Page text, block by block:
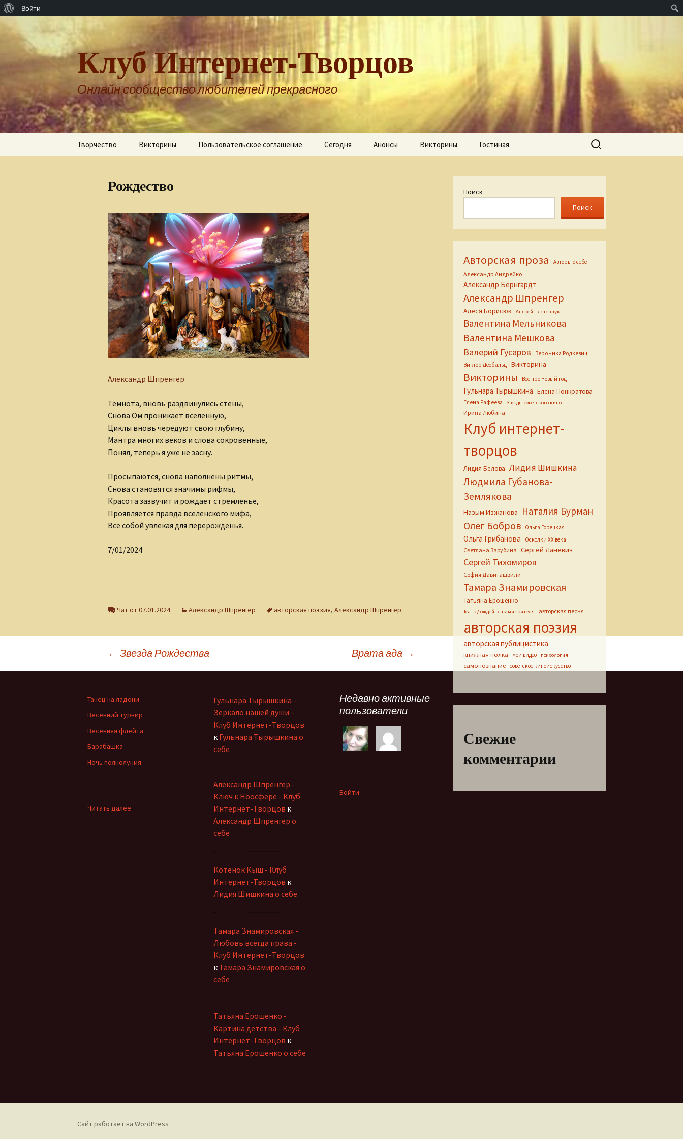
Войти
Клуб Интернет-Творцов
Онлайн сообщество любителей прекрасного
Творчество
Александр Бернгардт
Александр Шпренгер
Алеся Борисюк
Андрей Плетенчук
Валерий Гусаров
Валентина Мельникова
Валентина Мешкова
Вероника Родкевич
Елена Понкратова
Елена Рафеева
Людмила Губанова-
Землякова
Ольга Грибанова
Светлана Зарубина
Викторины Пользовательское соглашение Сегодня Анонсы Викторины Гостиная
Найти:
Рождество
Александр Шпренгер
Темнота, вновь раздвинулись стены,
Снова Ом проникает вселенную,
Циклы вновь чередуют свою глубину,
Мантра многих веков и слова сокровенные,
Понял, теперь я уже не засну.
Просыпаются, снова наполнены ритмы,
Снова становятся значимы рифмы,
Красота зазвучит и рождает стремленье,
Проявляется правда вселенского мифа,
Всё собой увлекая для перерожденья.
7/01/2024
Чат от 07.01.2024 Александр Шпренгер авторская поэзия, Александр Шпренгер
Навигация
записям
← Звезда Рождества Врата ада →
Поиск
Поиск
Авторская проза Авторы о себе
Александр Андрейко
Александр Бернгардт
Александр Шпренгер
Алеся Борисюк Андрей Плетенчук
Валентина Мельникова
Валентина Мешкова
Валерий Гусаров
Вероника Родкевич
Виктор Деобальд
Викторина
Викторины Все про Новый год
Гульнара Тырышкина Елена Понкратова
Елена Рафеева Звезды советского кино
Ирина Любина
Клуб интернет-
творцов
Лидия Белова Лидия Шишкина
Людмила Губанова-
Землякова
Назым Изжанова Наталия Бурман
Олег Бобров Ольга Горецкая
Ольга Грибанова Осколки ХХ века
Светлана Зарубина Сергей Ланевич
Сергей Тихомиров
София Давиташвили
Тамара Знамировская
Татьяна Ерошенко
Театр Дождей глазами зрителя авторская песня
авторская поэзия
авторская публицистика
книжная полка мои видео психология
самопознание советское киноискусство
Свежие
комментарии
Танец на ладони
Весенний турнир
Весенняя флейта
Барабашка
Ночь полнолуния
Гульнара Тырышкина -
Зеркало нашей души -
Клуб Интернет-Творцов
к Гульнара Тырышкина о
себе
Александр Шпренгер -
Ключ к Ноосфере - Клуб
Интернет-Творцов к
Александр Шпренгер о
себе
Котенок Кыш - Клуб
Интернет-Творцов к
Лидия Шишкина о себе
Тамара Знамировская -
Любовь всегда права -
Клуб Интернет-Творцов
к Тамара Знамировская о
себе
Татьяна Ерошенко -
Картина детства - Клуб
Интернет-Творцов к
Татьяна Ерошенко о себе
Недавно активные
пользователи
Войти
Читать далее
Сайт работает на WordPress